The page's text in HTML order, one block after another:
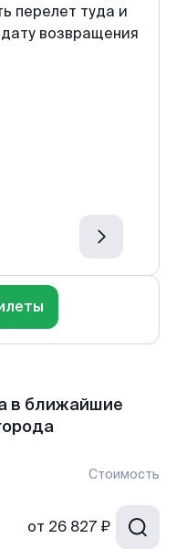
перелет туда и
возвращения
в ближайшие
Стоимость
от 26 827 ₽